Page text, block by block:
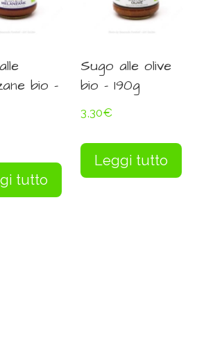
bio –
tutto
Sugo alle olive
bio – 190g
3,30€
Leggi tutto